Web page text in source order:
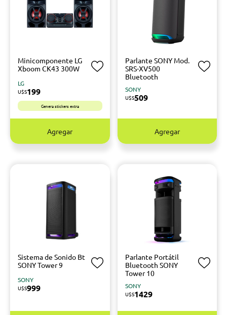
Minicomponente LG
Xboom CK43 300W
LG
U$S199
Genera stickers extra
Agregar
Parlante SONY Mod.
SRS-XV500
Bluetooth
SONY
U$S509
Agregar
Sistema de Sonido Bt
SONY Tower 9
SONY
U$S999
Parlante Portátil
Bluetooth SONY
Tower 10
SONY
U$S1429